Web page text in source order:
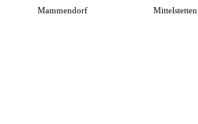
Mammendorf Mittelstetten